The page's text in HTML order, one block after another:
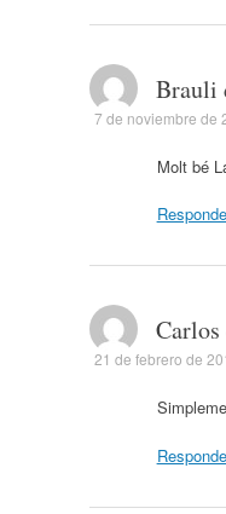
Brauli
7 de noviembre de
Molt bé
Carlos
21 de febrero de